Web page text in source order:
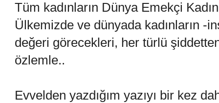
Tüm kadınların Dünya Emekçi
Ülkemizde ve dünyada kadınların -
değeri görecekleri, her türlü
özlemle..
Evvelden yazdığım yazıyı bir kez